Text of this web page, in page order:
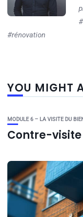
#rénovation
YOU MIGHT
MODULE 6 – LA VISITE DU
Contre-